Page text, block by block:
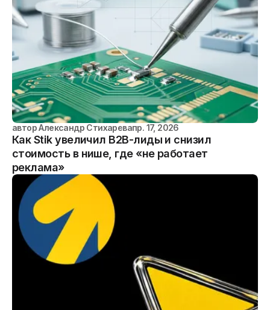
автор Александр Стихаревапр. 17, 2026
Как Stik увеличил B2B-лиды и снизил
стоимость в нише, где «не работает
реклама»